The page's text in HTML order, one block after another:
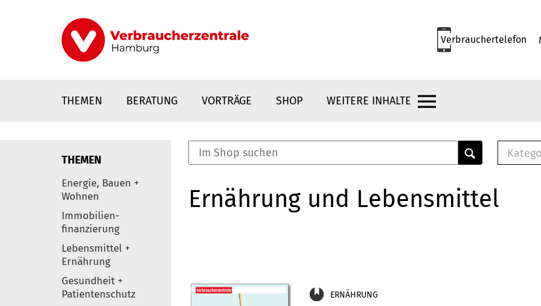
Verbrauchertelefon
THEMEN BERATUNG VORTRÄGE SHOP WEITERE INHALTE
Elemente
THEMEN
Energie, Bauen +
Wohnen
Immobilien-
finanzierung
Lebensmittel +
Ernährung
Gesundheit +
Patientenschutz
Ernährung und Lebensmittel
ERNÄHRUNG